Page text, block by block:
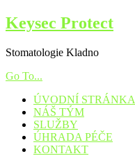
Keysec Protect
Stomatologie Kladno
Go To...
ÚVODNÍ STRÁNKA
NÁŠ TÝM
SLUŽBY
ÚHRADA PÉČE
KONTAKT